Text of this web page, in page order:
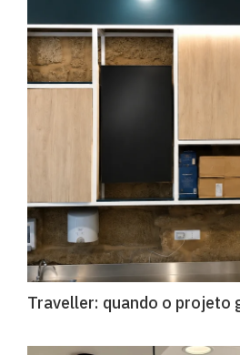
Traveller: quando o projeto